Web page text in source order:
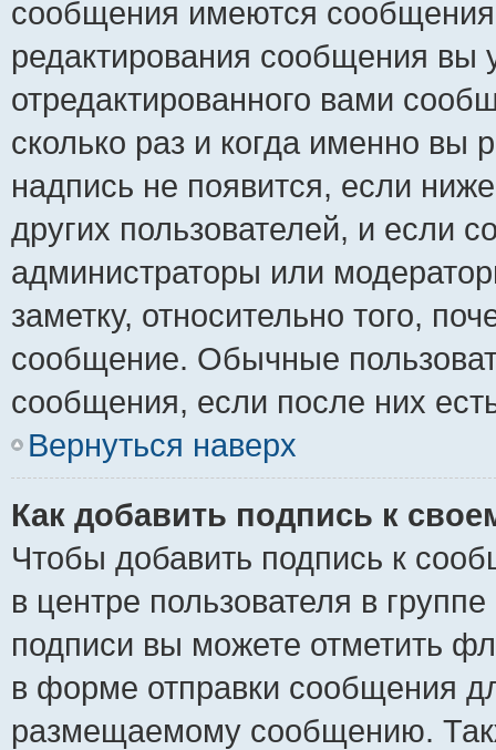
сообщения имеются сообщения
редактирования сообщения
отредактированного вами
сколько раз и когда именно
надпись не появится, если
других пользователей, и если
администраторы или
заметку, относительно того,
сообщение. Обычные
сообщения, если после них
Вернуться наверх
Как добавить подпись к
Чтобы добавить подпись к
в центре пользователя в
подписи вы можете отметить
в форме отправки сообщения
размещаемому сообщению.